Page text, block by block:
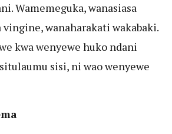
Wamemeguka, wanasiasa
vingine, wanaharakati wakabaki.
kwa wenyewe huko ndani
sisi, ni wao wenyewe